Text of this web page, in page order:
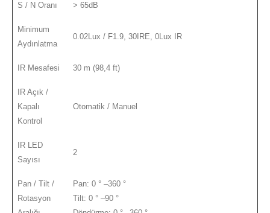
S / N Oranı > 65dB
Minimum
Aydınlatma
0.02Lux / F1.9, 30IRE, 0Lux IR
IR Mesafesi 30 m (98,4 ft)
IR Açık /
Kapalı
Kontrol
Otomatik / Manuel
IR LED
Sayısı
2
Pan / Tilt /
Rotasyon
Pan: 0 ° –360 °
Tilt: 0 ° –90 °